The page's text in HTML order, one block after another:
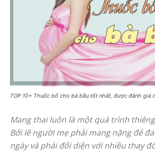
TOP 10+ Thuốc bổ cho bà bầu tốt nhất, được đánh giá
Mang thai luôn là một quá trình
Bởi lẽ người mẹ phải mang nặng đẻ
ngày và phải đối diện với nhiều thay